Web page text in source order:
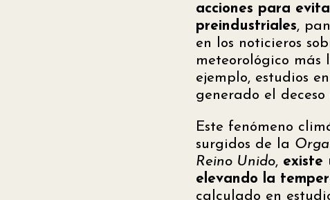
acciones para
preindustriales,
en los noticieros
meteorológico más
ejemplo, estudios
generado el
Este fenómeno
surgidos de la
Reino Unido, existe
elevando la
calculado en